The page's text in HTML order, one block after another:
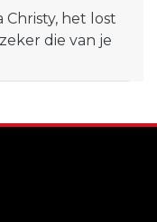
het lost
die van je